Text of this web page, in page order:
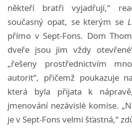
někteří bratři vyjadřují,“
současný opat, se kterým se
přímo v Sept-Fons. Dom
dveře jsou jim vždy
„řešeny prostřednictvím
autorit“, přičemž poukazuje
která byla přijata k
jmenování nezávislé komise.
je v Sept-Fons velmi šťastná,“